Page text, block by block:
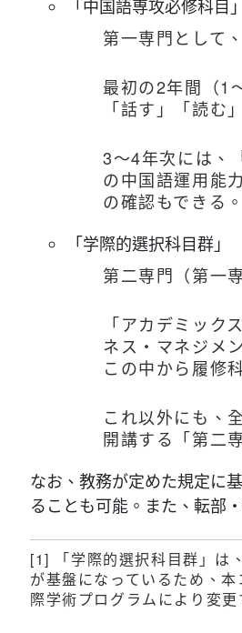
「中国語専攻必修科目」
第一専門として
最初の2年間（1
「話す」「読む
3～4年次には、
の中国語運用能
の確認もできる。
「学際的選択科目群」
第二専門（第一
「アカデミック
ネス・マネジメ
この中から履修
これ以外にも、
開講する「第二
なお、教務が定めた規定に
ることも可能。また、転部
[1] 「学際的選択科目群」
が基盤になっているため、
際学術プログラムにより変更